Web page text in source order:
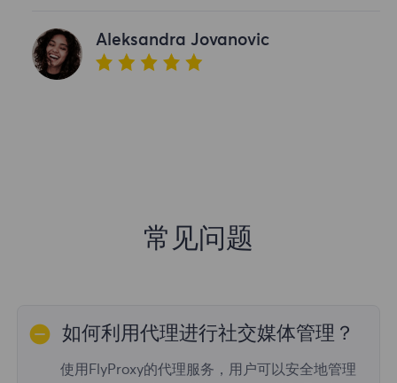
Aleksandra Jovanovic
常见问题
如何利用代理进行社交媒体管理？
使用FlyProxy的代理服务，用户可以安全地管理